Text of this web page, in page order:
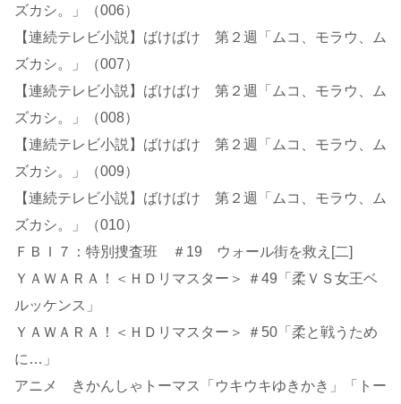
ズカシ。」（006）
【連続テレビ小説】ばけばけ 第２週「ムコ、モラウ、ム
ズカシ。」（007）
【連続テレビ小説】ばけばけ 第２週「ムコ、モラウ、ム
ズカシ。」（008）
【連続テレビ小説】ばけばけ 第２週「ムコ、モラウ、ム
ズカシ。」（009）
【連続テレビ小説】ばけばけ 第２週「ムコ、モラウ、ム
ズカシ。」（010）
ＦＢＩ７：特別捜査班 ＃19 ウォール街を救え[二]
ＹＡＷＡＲＡ！＜ＨＤリマスター＞ ＃49「柔ＶＳ女王ベ
ルッケンス」
ＹＡＷＡＲＡ！＜ＨＤリマスター＞ ＃50「柔と戦うため
に…」
アニメ きかんしゃトーマス「ウキウキゆきかき」「トー